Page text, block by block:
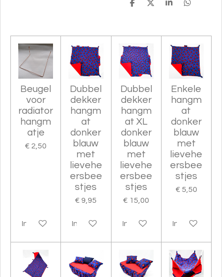
D
D
S
D
Beugel
voor
radiator
hangm
atje
€ 2,50
In winkelwagen
Dubbel
dekker
hangm
at
donker
blauw
met
lievehe
ersbee
stjes
€ 9,95
In winkelwagen
Dubbel
dekker
hangm
at XL
donker
blauw
met
lievehe
ersbee
stjes
€ 15,00
In winkelwagen
Enkele
hangm
at
donker
blauw
met
lievehe
ersbee
stjes
€ 5,50
In